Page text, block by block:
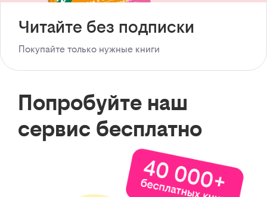
Читайте без подписки
Покупайте только нужные книги
Попробуйте наш
сервис бесплатно